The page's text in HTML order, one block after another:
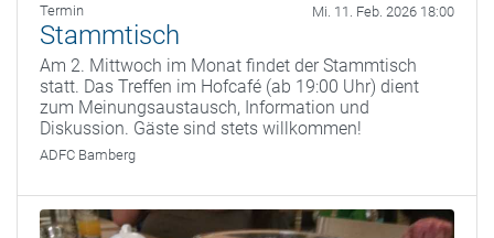
Termin Mi. 11. Feb. 2026 18:00
Stammtisch
Am 2. Mittwoch im Monat findet der Stammtisch
statt. Das Treffen im Hofcafé (ab 19:00 Uhr) dient
zum Meinungsaustausch, Information und
Diskussion. Gäste sind stets willkommen!
ADFC Bamberg